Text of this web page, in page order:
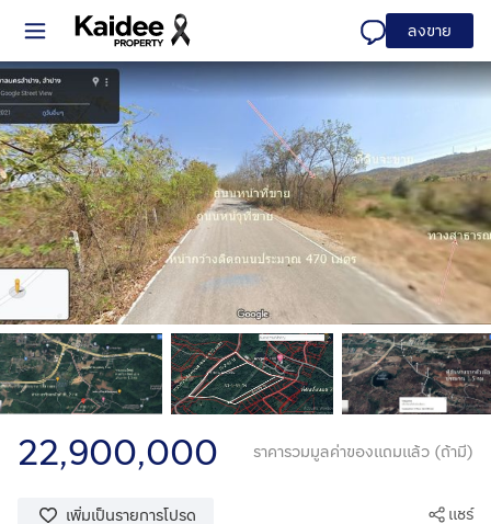
ลงขาย
22,900,000 ราคารวมมูลค่าของแถมแล้ว (ถ้ามี)
เพิ่มเป็นรายการโปรด แชร์